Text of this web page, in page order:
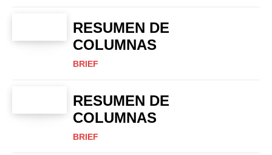
RESUMEN DE
COLUMNAS
BRIEF
RESUMEN DE
COLUMNAS
BRIEF